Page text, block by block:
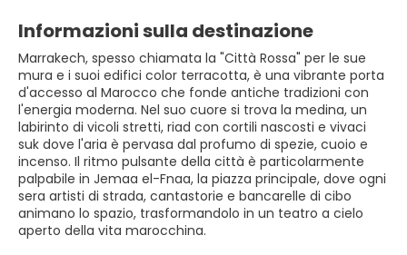
Informazioni sulla destinazione
Marrakech, spesso chiamata la "Città Rossa" per le sue
mura e i suoi edifici color terracotta, è una vibrante porta
d'accesso al Marocco che fonde antiche tradizioni con
l'energia moderna. Nel suo cuore si trova la medina, un
labirinto di vicoli stretti, riad con cortili nascosti e vivaci
suk dove l'aria è pervasa dal profumo di spezie, cuoio e
incenso. Il ritmo pulsante della città è particolarmente
palpabile in Jemaa el-Fnaa, la piazza principale, dove ogni
sera artisti di strada, cantastorie e bancarelle di cibo
animano lo spazio, trasformandolo in un teatro a cielo
aperto della vita marocchina.